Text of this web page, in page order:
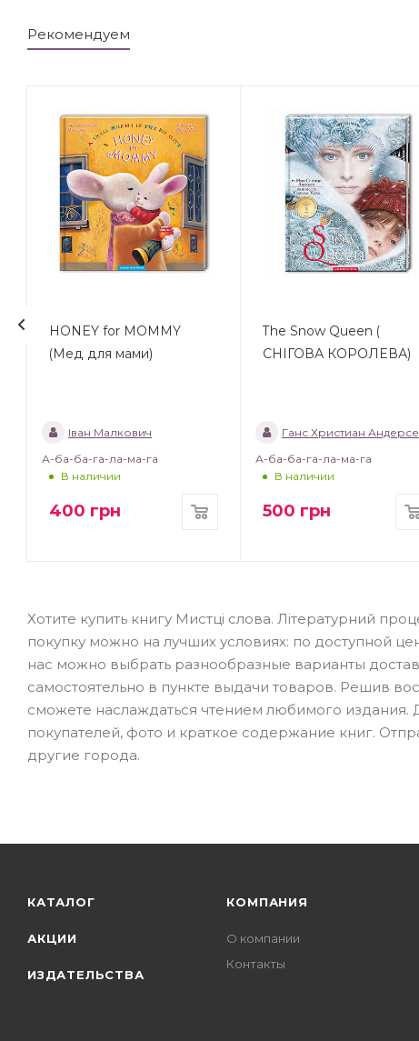
Рекомендуем
HONEY for MOMMY
(Мед для мами)
Іван Малкович
А-ба-ба-га-ла-ма-га
В наличии
400 грн
The Snow Queen (
CНІГОВА КОРОЛЕВА)
Ганс Христиан
А-ба-ба-га-ла-ма-га
В наличии
500 грн
Хотите купить книгу Мистці слова. Літературний
покупку можно на лучших условиях: по доступной
нас можно выбрать разнообразные варианты
самостоятельно в пункте выдачи товаров. Решив
сможете наслаждаться чтением любимого
покупателей, фото и краткое содержание книг.
другие города.
КАТАЛОГ
АКЦИИ
ИЗДАТЕЛЬСТВА
КОМПАНИЯ
О компании
Контакты